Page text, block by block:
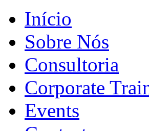
Início
Sobre Nós
Consultoria
Corporate
Events